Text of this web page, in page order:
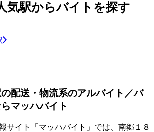
気駅からバイトを探す
配送・物流系のアルバイト／バ
マッハバイト
サイト「マッハバイト」では、南郷１８